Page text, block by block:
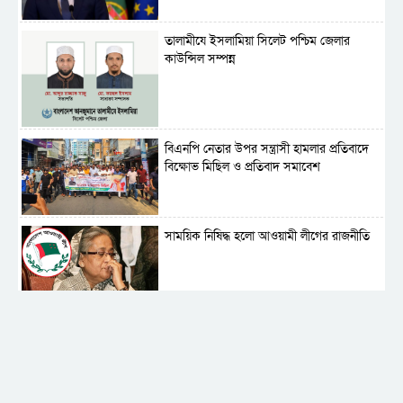
‎তালামীযে ইসলামিয়া সিলেট পশ্চিম জেলার
কাউন্সিল সম্পন্ন
বিএনপি নেতার উপর সন্ত্রাসী হামলার প্রতিবাদে
বিক্ষোভ মিছিল ও প্রতিবাদ সমাবেশ
সাময়িক নিষিদ্ধ হলো আওয়ামী লীগের রাজনীতি